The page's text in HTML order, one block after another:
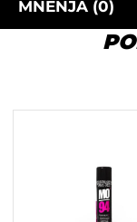
MNENJA (0)